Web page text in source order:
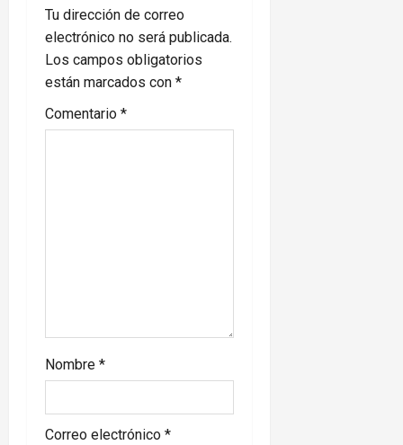
i
g
a
Tu dirección de correo
electrónico no será publicada.
Los campos obligatorios
están marcados con *
Comentario *
Nombre *
Correo electrónico *